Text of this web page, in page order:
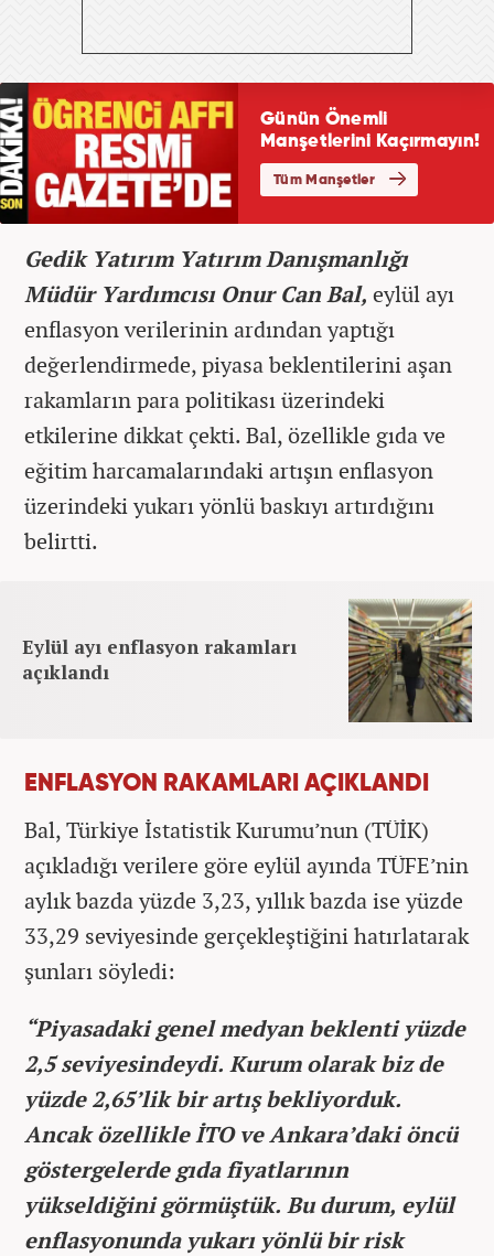
Gedik Yatırım Yatırım Danışmanlığı
Müdür Yardımcısı Onur Can Bal, eylül ayı
enflasyon verilerinin ardından yaptığı
değerlendirmede, piyasa beklentilerini aşan
rakamların para politikası üzerindeki
etkilerine dikkat çekti. Bal, özellikle gıda ve
eğitim harcamalarındaki artışın enflasyon
üzerindeki yukarı yönlü baskıyı artırdığını
belirtti.
Eylül ayı enflasyon rakamları
açıklandı
ENFLASYON RAKAMLARI AÇIKLANDI
Bal, Türkiye İstatistik Kurumu’nun (TÜİK)
açıkladığı verilere göre eylül ayında TÜFE’nin
aylık bazda yüzde 3,23, yıllık bazda ise yüzde
33,29 seviyesinde gerçekleştiğini hatırlatarak
şunları söyledi:
“Piyasadaki genel medyan beklenti yüzde
2,5 seviyesindeydi. Kurum olarak biz de
yüzde 2,65’lik bir artış bekliyorduk.
Ancak özellikle İTO ve Ankara’daki öncü
göstergelerde gıda fiyatlarının
yükseldiğini görmüştük. Bu durum, eylül
enflasyonunda yukarı yönlü bir risk